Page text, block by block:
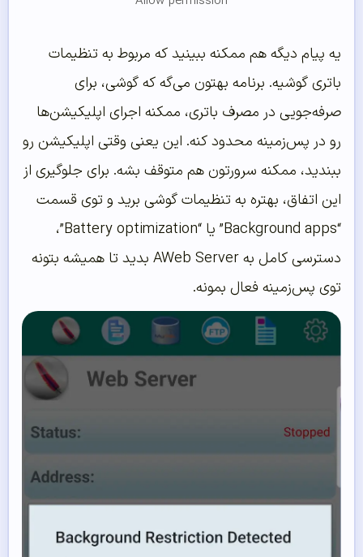
یه پیام دیگه هم ممکنه ببینید که مربوط به تنظیمات
باتری گوشیه. برنامه بهتون می‌گه که گوشی، برای
صرفه‌جویی در مصرف باتری، ممکنه اجرای اپلیکیشن‌ها
رو در پس‌زمینه محدود کنه. این یعنی وقتی اپلیکیشن رو
ببندید، ممکنه سرورتون هم متوقف بشه. برای جلوگیری از
این اتفاق، بهتره به تنظیمات گوشی برید و توی قسمت
“Background apps” یا “Battery optimization”،
دسترسی کامل به AWeb Server بدید تا همیشه بتونه
توی پس‌زمینه فعال بمونه.